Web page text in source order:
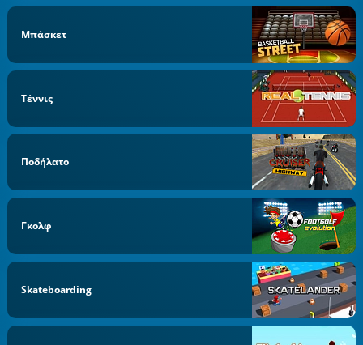
Μπάσκετ
Τέννις
Ποδήλατο
Γκολφ
Skateboarding